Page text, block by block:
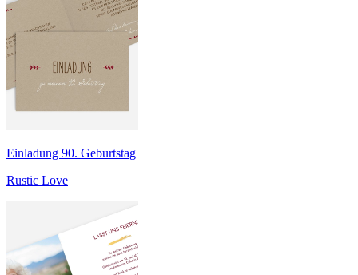
Einladung 90. Geburtstag
Rustic Love